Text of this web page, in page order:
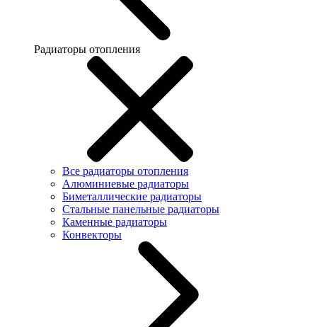
Радиаторы отопления
Все радиаторы отопления
Алюминиевые радиаторы
Биметаллические радиаторы
Стальные панельные радиаторы
Каменные радиаторы
Конвекторы